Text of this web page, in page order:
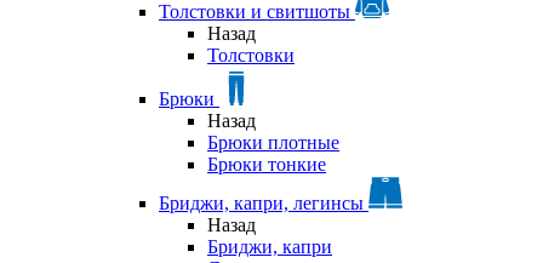
Толстовки и свитшоты
Назад
Толстовки
Брюки
Назад
Брюки плотные
Брюки тонкие
Бриджи, капри, легинсы
Назад
Бриджи, капри